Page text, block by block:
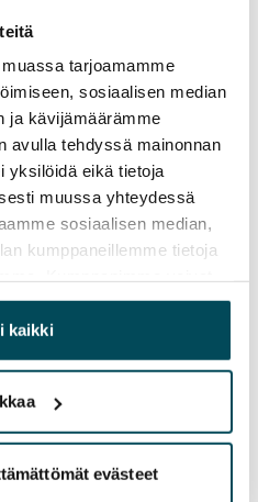
tarjoamamme
sosiaalisen median
ja kävijämäärämme
avulla tehdyssä mainonnan
yksilöidä eikä tietoja
muussa yhteydessä
sosiaalisen median,
kumppaneillemme tietoja
tietoihin, joita olet antanut
olet käyttänyt heidän
kaikki
evästeet